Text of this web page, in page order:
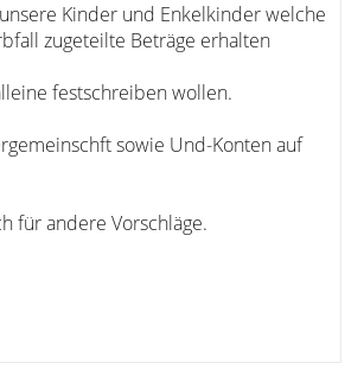
Kinder und Enkelkinder welche
zugeteilte Beträge erhalten
festschreiben wollen.
sowie Und-Konten auf
für andere Vorschläge.